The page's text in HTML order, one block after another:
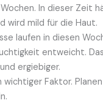
In dieser Zeit
wird mild für die Haut.
laufen in diesen
entweicht.
ergiebiger.
wichtiger Faktor.